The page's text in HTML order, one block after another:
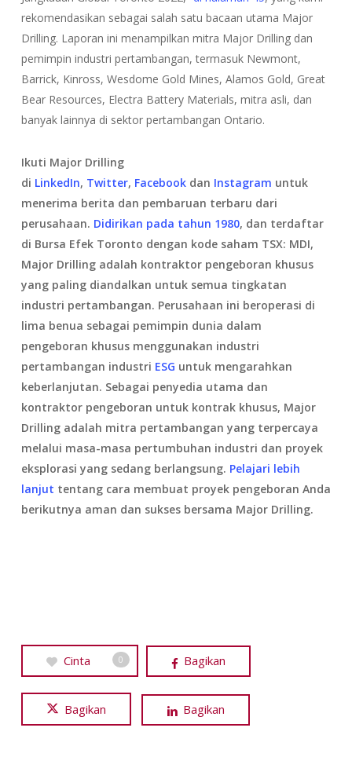
rekomendasikan sebagai salah satu bacaan utama Major
Drilling. Laporan ini menampilkan mitra Major Drilling dan
pemimpin industri pertambangan, termasuk Newmont,
Barrick, Kinross, Wesdome Gold Mines, Alamos Gold, Great
Bear Resources, Electra Battery Materials, mitra asli, dan
banyak lainnya di sektor pertambangan Ontario.
Ikuti Major Drilling
di LinkedIn, Twitter, Facebook dan Instagram untuk
menerima berita dan pembaruan terbaru dari
perusahaan. Didirikan pada tahun 1980, dan terdaftar
di Bursa Efek Toronto dengan kode saham TSX: MDI,
Major Drilling adalah kontraktor pengeboran khusus
yang paling diandalkan untuk semua tingkatan
industri pertambangan. Perusahaan ini beroperasi di
lima benua sebagai pemimpin dunia dalam
pengeboran khusus menggunakan industri
pertambangan industri ESG untuk mengarahkan
keberlanjutan. Sebagai penyedia utama dan
kontraktor pengeboran untuk kontrak khusus, Major
Drilling adalah mitra pertambangan yang terpercaya
melalui masa-masa pertumbuhan industri dan proyek
eksplorasi yang sedang berlangsung. Pelajari lebih
lanjut tentang cara membuat proyek pengeboran Anda
berikutnya aman dan sukses bersama Major Drilling.
Cinta 0 Bagikan
Bagikan Bagikan